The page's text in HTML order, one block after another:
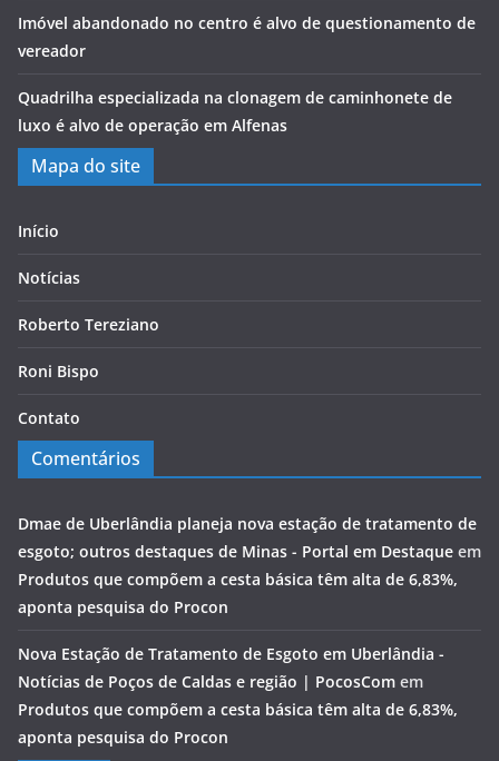
Imóvel abandonado no centro é alvo de questionamento de
vereador
Quadrilha especializada na clonagem de caminhonete de
luxo é alvo de operação em Alfenas
Mapa do site
Início
Notícias
Roberto Tereziano
Roni Bispo
Contato
Comentários
Dmae de Uberlândia planeja nova estação de tratamento de
esgoto; outros destaques de Minas - Portal em Destaque em
Produtos que compõem a cesta básica têm alta de 6,83%,
aponta pesquisa do Procon
Nova Estação de Tratamento de Esgoto em Uberlândia -
Notícias de Poços de Caldas e região | PocosCom em
Produtos que compõem a cesta básica têm alta de 6,83%,
aponta pesquisa do Procon